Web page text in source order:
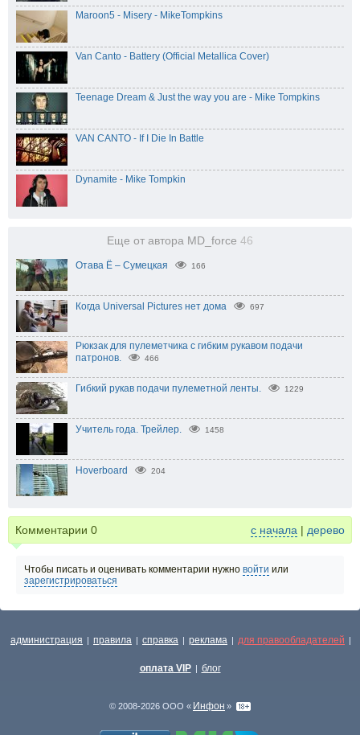
Maroon5 - Misery - MikeTompkins
Van Canto - Battery (Official Metallica Cover)
Teenage Dream & Just the way you are - Mike Tompkins
VAN CANTO - If I Die In Battle
Dynamite - Mike Tompkin
Еще от автора MD_force 46
Отава Ё – Сумецкая 166
Когда Universal Pictures нет дома 697
Рюкзак для пулеметчика с гибким рукавом подачи
патронов.
466
Гибкий рукав подачи пулеметной ленты. 1229
Учитель года. Трейлер. 1458
Hoverboard 204
Комментарии 0 с начала | дерево
Чтобы писать и оценивать комментарии нужно войти или
зарегистрироваться
администрация | правила | справка | реклама | для правообладателей |
оплата VIP | блог
© 2008-2026 ООО « Инфон »